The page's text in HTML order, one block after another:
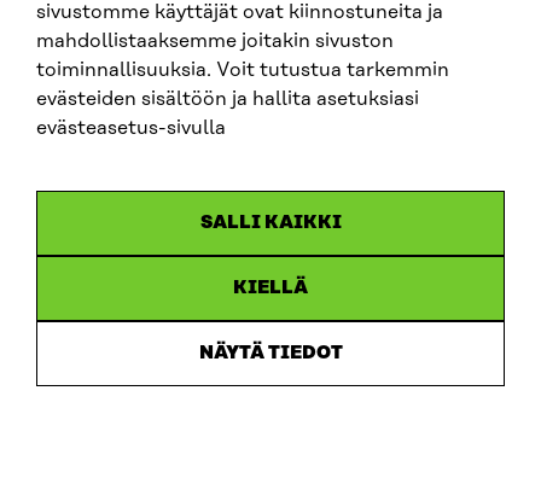
sivustomme käyttäjät ovat kiinnostuneita ja
mahdollistaaksemme joitakin sivuston
toiminnallisuuksia. Voit tutustua tarkemmin
evästeiden sisältöön ja hallita asetuksiasi
evästeasetus-sivulla
SALLI KAIKKI
KIELLÄ
NÄYTÄ TIEDOT
LinkedIn
Instagram
YouTube
Saavutettavuusseloste
Asiakirjajulkisuus